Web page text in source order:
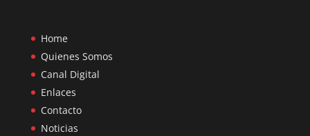
Home
Quienes Somos
Canal Digital
Enlaces
Contacto
Noticias